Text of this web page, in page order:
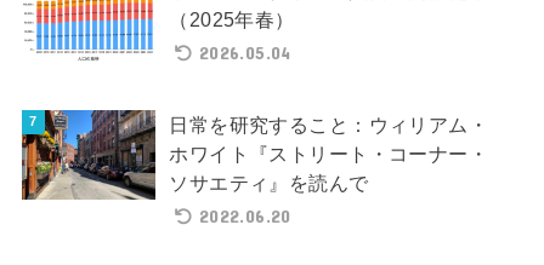
（2025年春）
2026.05.04
日常を研究すること：ウィリアム・
ホワイト『ストリート・コーナー・
ソサエティ』を読んで
2022.06.20